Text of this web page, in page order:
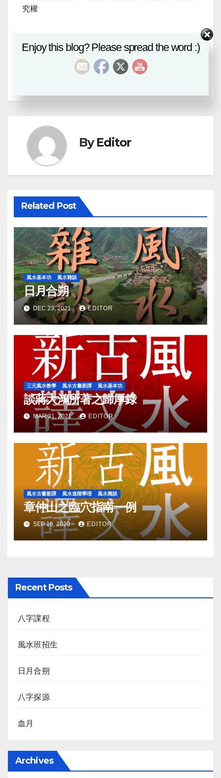
究權
ByEditor
Related Post
風水基本功 風水雜談
日月合朔
DEC 23, 2021 EDITOR
三元風水教學 風水古書新譯 風水基本功
談蔣大鴻所著之歸厚錄
MAR 31, 2021 EDITOR
風水古書新譯 風水進階學理 風水雜談
章仲山之臨穴指南一例
SEP 16, 2020 EDITOR
Recent Posts
八字課程
風水班招生
日月合朔
八字探源
血月
Archives
Enjoy this blog? Please spread the word :)